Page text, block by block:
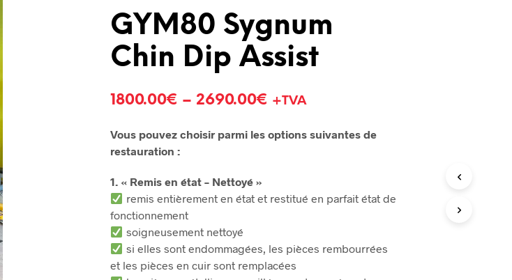
GYM80 Sygnum
Chin Dip Assist
1800.00€ – 2690.00€ +TVA
Vous pouvez choisir parmi les options suivantes de
restauration :
1. « Remis en état – Nettoyé »
remis entièrement en état et restitué en parfait état de
fonctionnement
soigneusement nettoyé
si elles sont endommagées, les pièces rembourrées
et les pièces en cuir sont remplacées